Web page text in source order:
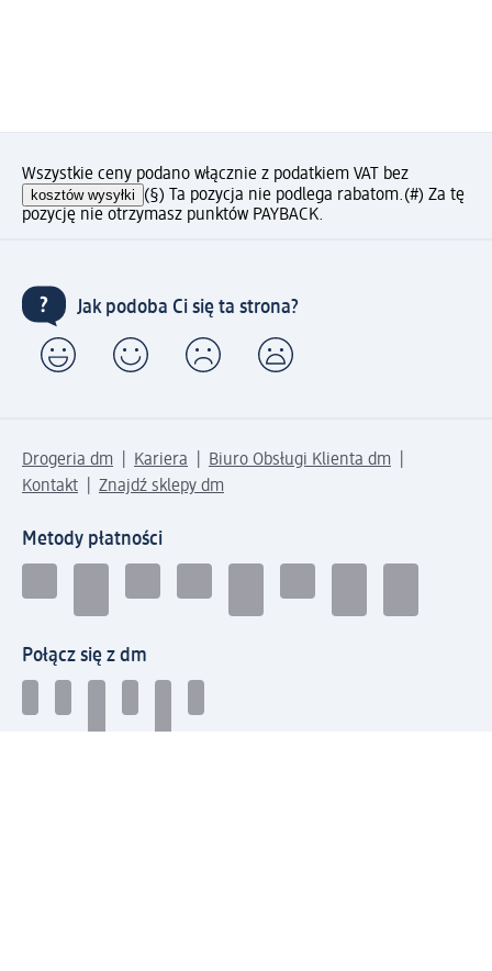
Wszystkie ceny podano włącznie z podatkiem VAT bez
kosztów wysyłki (§) Ta pozycja nie podlega rabatom.(#) Za tę
pozycję nie otrzymasz punktów PAYBACK.
Jak podoba Ci się ta strona?
Drogeria dm Kariera
Biuro Obsługi Klienta dm
Kontakt
Znajdź sklepy dm
Metody płatności
Połącz się z dm